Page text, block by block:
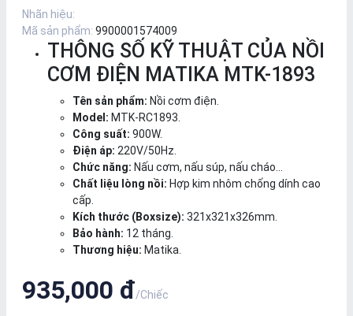
Nhãn hiệu:
Mã sản phẩm: 9900001574009
THÔNG SỐ KỸ THUẬT CỦA NỒI
CƠM ĐIỆN MATIKA MTK-1893
Tên sản phẩm: Nồi cơm điện.
Model: MTK-RC1893.
Công suất: 900W.
Điện áp: 220V/50Hz.
Chức năng: Nấu cơm, nấu súp, nấu cháo…
Chất liệu lòng nồi: Hợp kim nhôm chống dính cao
cấp.
Kích thước (Boxsize): 321x321x326mm.
Bảo hành: 12 tháng.
Thương hiệu: Matika.
935,000 đ/Chiếc